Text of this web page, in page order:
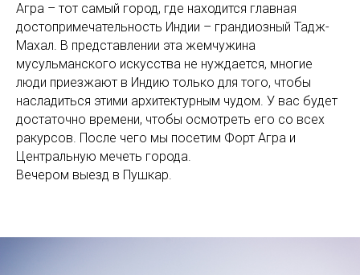
Агра – тот самый город, где находится главная
достопримечательность Индии – грандиозный Тадж-
Махал. В представлении эта жемчужина
мусульманского искусства не нуждается, многие
люди приезжают в Индию только для того, чтобы
насладиться этими архитектурным чудом. У вас будет
достаточно времени, чтобы осмотреть его со всех
ракурсов. После чего мы посетим Форт Агра и
Центральную мечеть города.
Вечером выезд в Пушкар.